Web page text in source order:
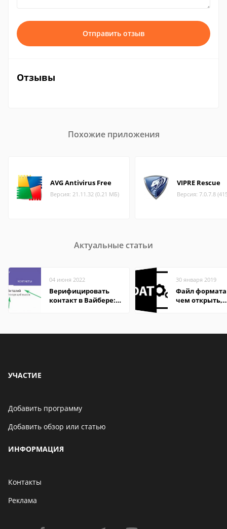
Отправить отзыв
Отзывы
Похожие приложения
AVG Antivirus Free
Версия: 21.11.32 (0.21 МБ)
VIPRE Rescue
Версия: 7.0.7.8
Актуальные статьи
04 июня 2022
Верифицировать
контакт в Вайбере:
30 января 2019
Файл формата
чем открыть,
УЧАСТИЕ
Добавить программу
Добавить обзор или статью
ИНФОРМАЦИЯ
Контакты
Реклама